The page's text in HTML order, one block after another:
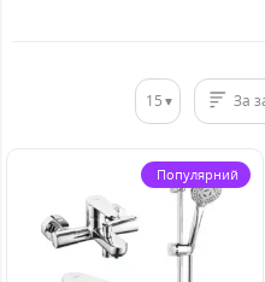
15 За
Популярний